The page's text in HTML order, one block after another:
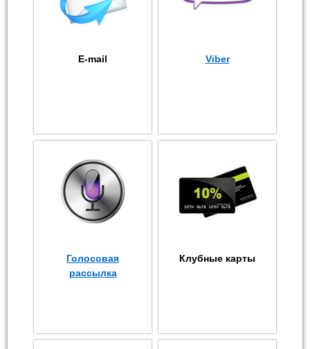
E-mail Viber
Голосовая
рассылка
Клубные карты